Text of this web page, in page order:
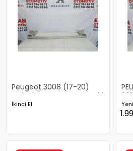
Peugeot 3008 (17-20)
Orjinal Ön Tampon Demiri
İkinci El Yeni